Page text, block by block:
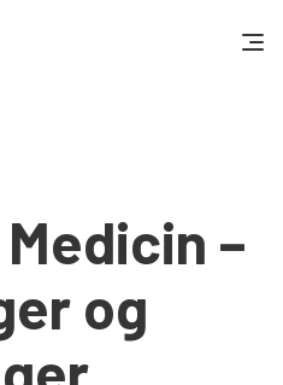
–
og